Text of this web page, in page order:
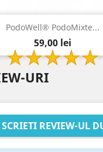
PodoWell® PodoMixte...
Pret
59,00 lei
Vizualizare rapida
URI
SCRIETI REVIEW-UL